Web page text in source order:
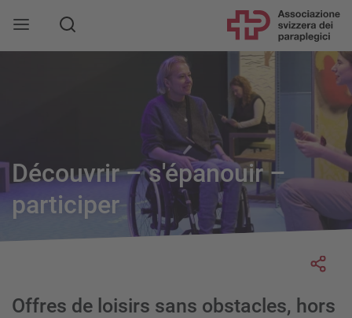
Découvrir – s'épanouir –
participer
Offres de loisirs sans obstacles, hors